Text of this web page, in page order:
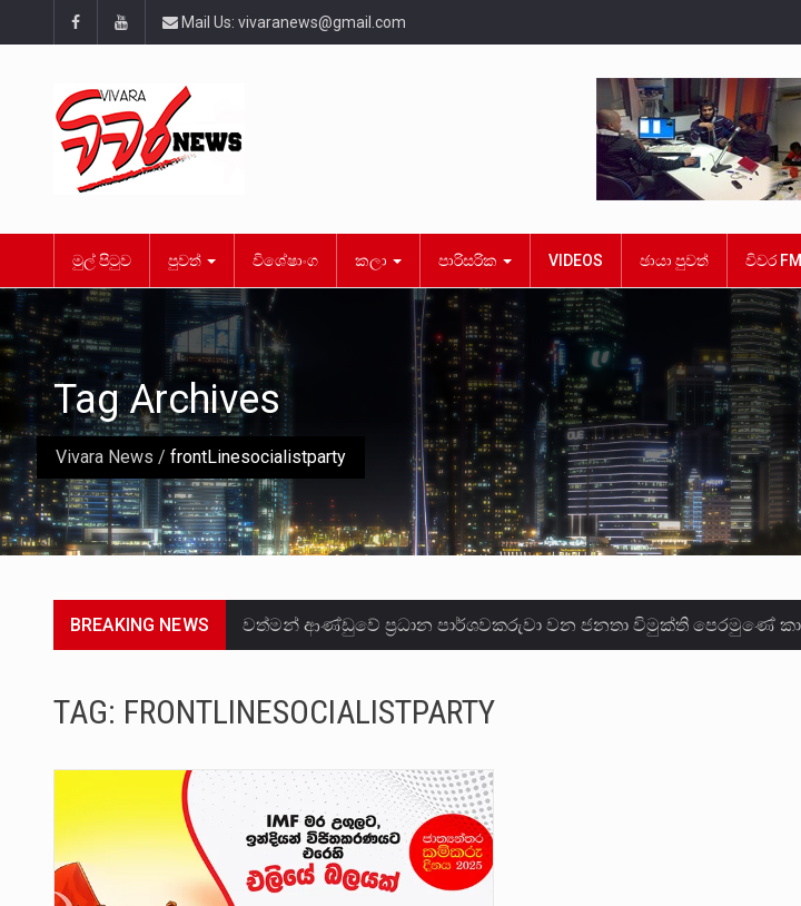
Mail Us: vivaranews@gmail.com
මුල් පිටුව පුවත් විශේෂාංග කලා පාරිසරික VIDEOS ඡායා පුවත් විවර FM
Vivara News / frontLinesocialistparty
Tag Archives
BREAKING NEWS වත්මන් ආණ්ඩුවේ ප්‍රධාන පාර්ශවකරුවා වන ජනතා විමුක්ති පෙරමුණේ
උපරිමාධිකරණ විනිශ්චයකාරවරුන්ගේ හා ඉන් පහළ
බන්ධනාගාර රැදවියන් 1,021 දෙනෙකු ඉකුත් වසර පහක කාලය තුලදී (2020
මහර බන්ධනාගාරයේ අද ඇතිවූ සිද්ධියෙන් තුවාල ලැබූ බව කියන
අගෝස්තු මස දෙවන ඉරිදා ලිට් රූම් සූම් සංවාදය පැවැත්වෙන්නේ "කතා
TAG: FRONTLINESOCIALISTPARTY